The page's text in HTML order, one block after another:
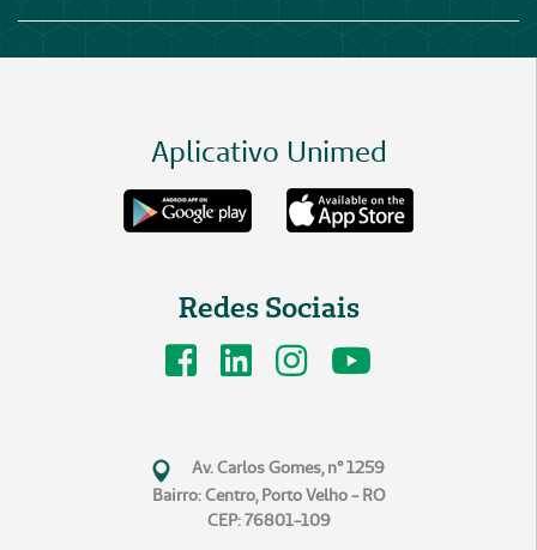
Aplicativo Unimed
Redes Sociais
Av. Carlos Gomes, n° 1259
Bairro: Centro, Porto Velho - RO
CEP: 76801-109